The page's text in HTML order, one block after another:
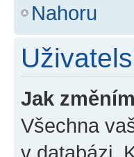
Nahoru
Jak
Všechna
v databázi.